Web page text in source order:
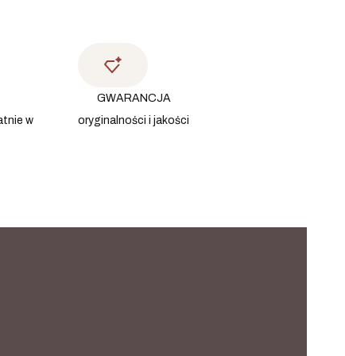
w
GWARANCJA
oryginalności i jakości